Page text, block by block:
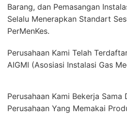
Barang, dan Pemasangan
Selalu Menerapkan Standart
PerMenKes.
Perusahaan Kami Telah
AIGMI (Asosiasi Instalasi Gas
Perusahaan Kami Bekerja Sama
Perusahaan Yang Memakai